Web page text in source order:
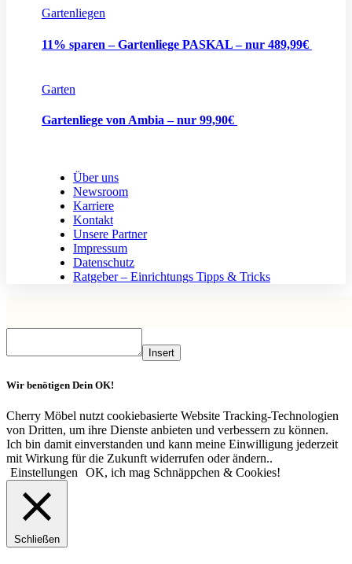
Gartenliegen
11% sparen – Gartenliege PASKAL – nur 489,99€
Garten
Gartenliege von Ambia – nur 99,90€
Über uns
Newsroom
Karriere
Kontakt
Unsere Partner
Impressum
Datenschutz
Ratgeber – Einrichtungs Tipps & Tricks
Insert
Wir benötigen Dein OK!
Cherry Möbel nutzt cookiebasierte Website Tracking-Technologien
von Dritten, um ihre Dienste anbieten und verbessern zu können.
Ich bin damit einverstanden und kann meine Einwilligung jederzeit
mit Wirkung für die Zukunft widerrufen oder ändern..
Einstellungen
OK, ich mag Schnäppchen & Cookies!
Schließen